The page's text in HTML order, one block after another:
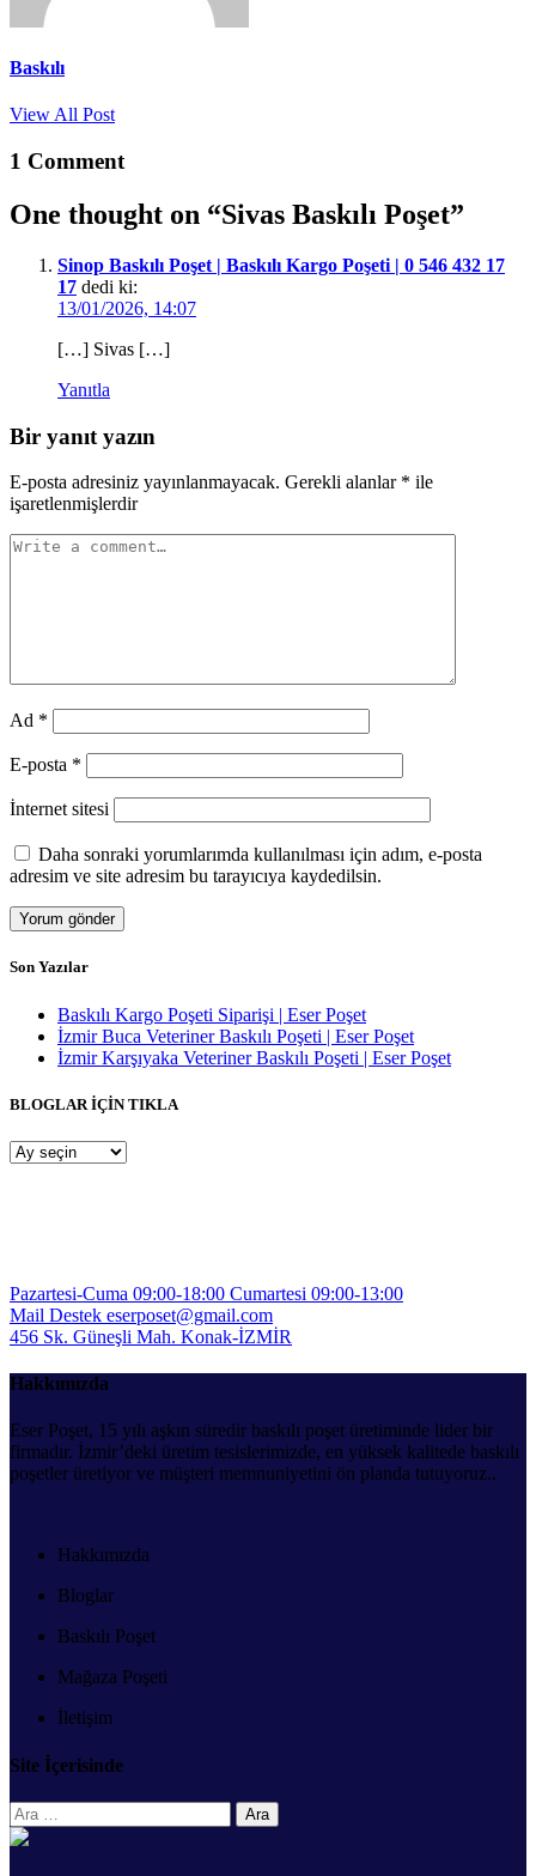
Baskılı
View All Post
1 Comment
One thought on “Sivas Baskılı Poşet”
Sinop Baskılı Poşet | Baskılı Kargo Poşeti | 0 546 432 17
17 dedi ki:
13/01/2026, 14:07
[…] Sivas […]
Yanıtla
Bir yanıt yazın
E-posta adresiniz yayınlanmayacak. Gerekli alanlar * ile
işaretlenmişlerdir
Ad *
E-posta *
İnternet sitesi
Daha sonraki yorumlarımda kullanılması için adım, e-posta
adresim ve site adresim bu tarayıcıya kaydedilsin.
Son Yazılar
Baskılı Kargo Poşeti Siparişi | Eser Poşet
İzmir Buca Veteriner Baskılı Poşeti | Eser Poşet
İzmir Karşıyaka Veteriner Baskılı Poşeti | Eser Poşet
BLOGLAR İÇİN TIKLA
BLOGLAR
Pazartesi-Cuma 09:00-18:00 Cumartesi 09:00-13:00
Mail Destek eserposet@gmail.com
456 Sk. Güneşli Mah. Konak-İZMİR
Hakkımızda
Eser Poşet, 15 yılı aşkın süredir baskılı poşet üretiminde lider bir
firmadır. İzmir’deki üretim tesislerimizde, en yüksek kalitede baskılı
poşetler üretiyor ve müşteri memnuniyetini ön planda tutuyoruz..
Hakkımızda
Bloglar
Baskılı Poşet
Mağaza Poşeti
İletişim
Site İçerisinde
Arama: